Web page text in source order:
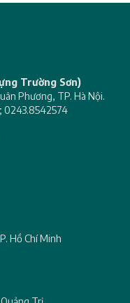
Trường Sơn)
Phương, TP. Hà Nội.
0243.8542574
Hồ Chí Minh